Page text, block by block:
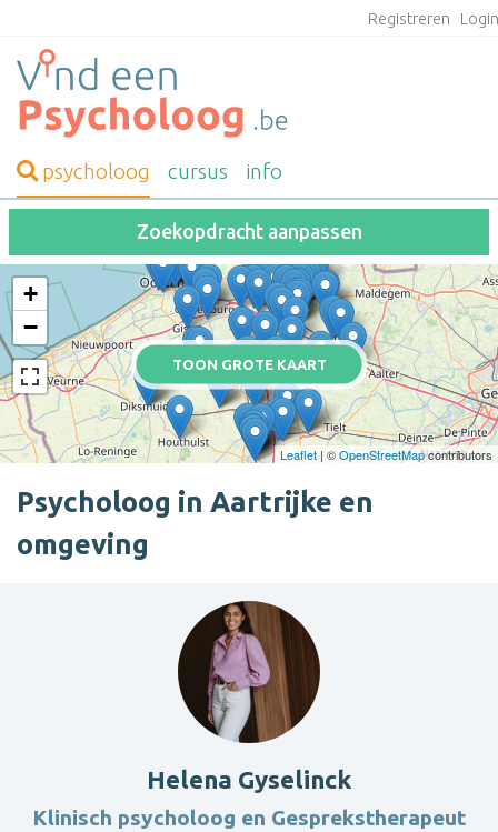
Registreren
psycholoog cursus info
Zoekopdracht aanpassen
TOON GROTE KAART
+
−
Leaflet | ©OpenStreetMapcontributors
Psycholoog in Aartrijke en
omgeving
Helena Gyselinck
Klinisch psycholoog en Gesprekstherapeut